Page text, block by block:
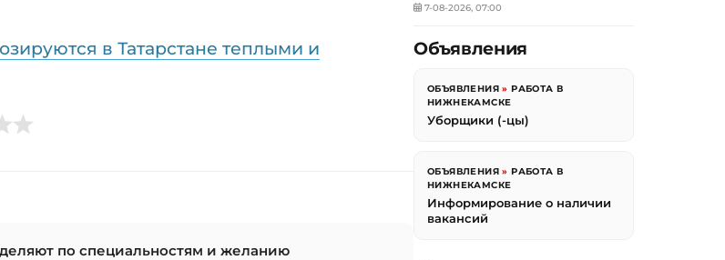
в Татарстане теплыми и
по специальностям и желанию
7-08-2026, 07:00
Объявления
ОБЪЯВЛЕНИЯ »РАБОТА В
НИЖНЕКАМСКЕ
Уборщики (-цы)
ОБЪЯВЛЕНИЯ »РАБОТА В
НИЖНЕКАМСКЕ
Информирование о наличии
вакансий